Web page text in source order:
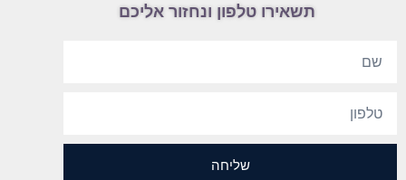
תשאירו טלפון ונחזור אליכם
שליחה